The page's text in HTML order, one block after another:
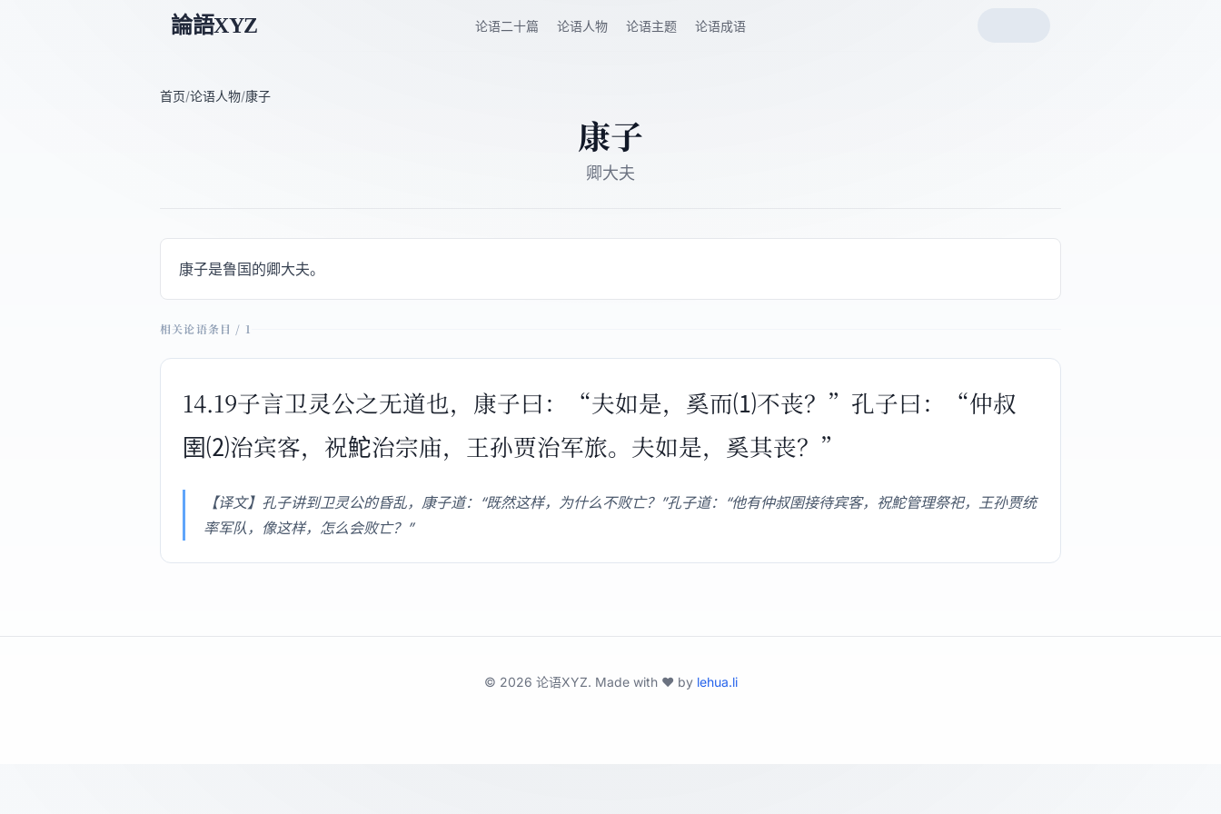
論語XYZ 论语二十篇 论语人物 论语主题 论语成语
首页/论语人物/康子
康子
卿大夫
康子是鲁国的卿大夫。
相关论语条目 / 1
14.19子言卫灵公之无道也，康子曰：“夫如是，奚而⑴不丧？”孔子曰：“仲叔
圉⑵治宾客，祝鮀治宗庙，王孙贾治军旅。夫如是，奚其丧？”
【译文】孔子讲到卫灵公的昏乱，康子道：“既然这样，为什么不败亡？”孔子道：“他有仲叔圉接待宾客，祝鮀管理祭祀，王孙贾统
率军队，像这样，怎么会败亡？”
© 2026 论语XYZ. Made with ❤️ by lehua.li